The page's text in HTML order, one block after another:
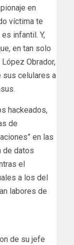
en
víctima te
infantil. Y,
en tan solo
Obrador,
sus celulares a
hackeados,
de
en las
de datos
el
a los del
labores de
de su jefe